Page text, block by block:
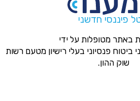
פיננסי חדשני
באתר מטופלות על ידי
ביטוח פנסיוני בעלי רישיון מטעם רשות
שוק ההון.